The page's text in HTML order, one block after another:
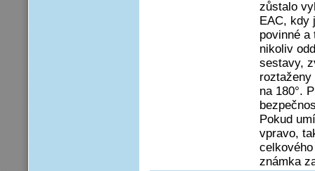
zůstalo
EAC, kdy
povinné a
nikoliv
sestavy,
na 180°.
Pokud
vpravo,
známka